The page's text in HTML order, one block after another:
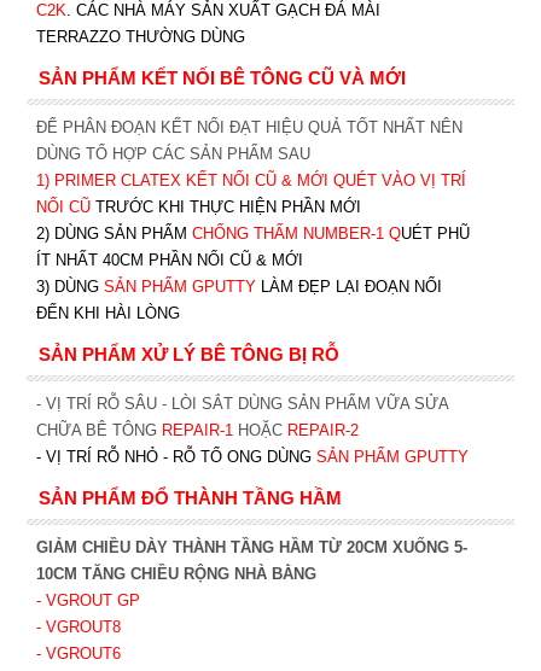
C2K. CÁC NHÀ MÁY SẢN XUẤT GẠCH ĐÁ MÀI
TERRAZZO THƯỜNG DÙNG
SẢN PHẨM KẾT NỐI BÊ TÔNG CŨ VÀ MỚI
ĐỂ PHÂN ĐOẠN KẾT NỐI ĐẠT HIỆU QUẢ TỐT NHẤT NÊN
DÙNG TỔ HỢP CÁC SẢN PHẨM SAU
1) PRIMER CLATEX KẾT NỐI CŨ & MỚI QUÉT VÀO VỊ TRÍ
NỐI CŨ TRƯỚC KHI THỰC HIỆN PHẦN MỚI
2) DÙNG SẢN PHẨM CHỐNG THẤM NUMBER-1QUÉT PHŨ
ÍT NHẤT 40CM PHẦN NỐI CŨ & MỚI
3) DÙNG SẢN PHẨM GPUTTY LÀM ĐẸP LẠI ĐOẠN NỐI
ĐẾN KHI HÀI LÒNG
SẢN PHẨM XỬ LÝ BÊ TÔNG BỊ RỖ
- VỊ TRÍ RỖ SÂU - LÒI SẮT DÙNG SẢN PHẨM VỮA SỬA
CHỮA BÊ TÔNG REPAIR-1HOẶC REPAIR-2
- VỊ TRÍ RỖ NHỎ - RỖ TỔ ONG DÙNG SẢN PHẨM GPUTTY
SẢN PHẨM ĐỔ THÀNH TẦNG HẦM
GIẢM CHIỀU DÀY THÀNH TẦNG HẦM TỪ 20CM XUỐNG 5-
10CM TĂNG CHIỀU RỘNG NHÀ BẰNG
- VGROUT GP
- VGROUT8
- VGROUT6